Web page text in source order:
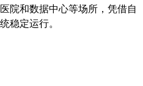
院和数据中心等场所，凭借自
稳定运行。